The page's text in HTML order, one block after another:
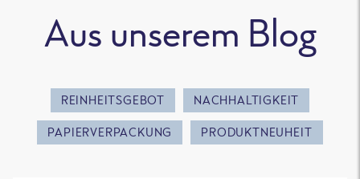
Aus unserem Blog
REINHEITSGEBOT NACHHALTIGKEIT
PAPIERVERPACKUNG PRODUKTNEUHEIT